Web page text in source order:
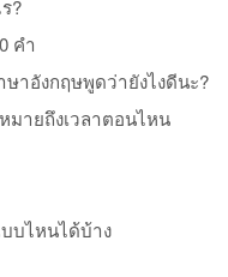
?
คำ
าอังกฤษพูดว่ายังไงดีนะ?
หมายถึงเวลาตอนไหน
บไหนได้บ้าง